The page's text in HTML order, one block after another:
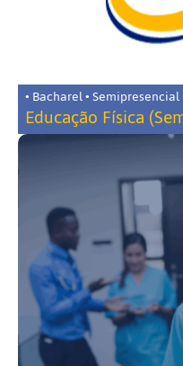
• Bacharel • Semipresencial
Educação Física